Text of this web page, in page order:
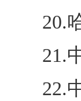
20.
21.
22.